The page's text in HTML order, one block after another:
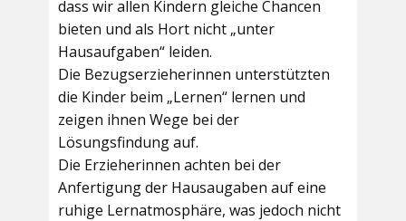
dass wir allen Kindern gleiche Chancen
bieten und als Hort nicht „unter
Hausaufgaben“ leiden.
Die Bezugserzieherinnen unterstützten
die Kinder beim „Lernen“ lernen und
zeigen ihnen Wege bei der
Lösungsfindung auf.
Die Erzieherinnen achten bei der
Anfertigung der Hausaugaben auf eine
ruhige Lernatmosphäre, was jedoch nicht